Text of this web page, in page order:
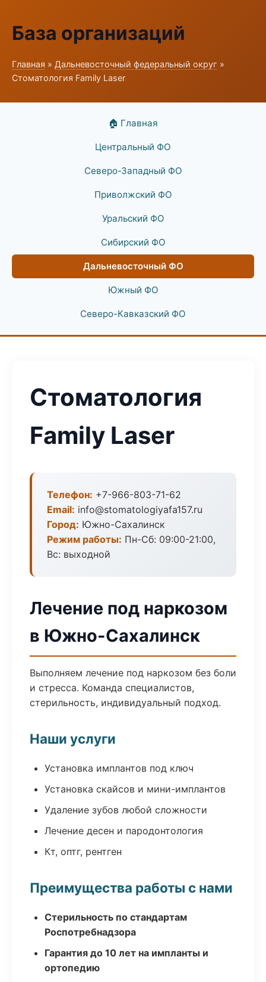
База организаций
Главная » Дальневосточный федеральный округ »
Стоматология Family Laser
🏠 Главная
Центральный ФО
Северо-Западный ФО
Приволжский ФО
Уральский ФО
Сибирский ФО
Дальневосточный ФО
Южный ФО
Северо-Кавказский ФО
Стоматология
Family Laser
Телефон: +7-966-803-71-62
Email: info@stomatologiyafa157.ru
Город: Южно-Сахалинск
Режим работы: Пн-Сб: 09:00-21:00,
Вс: выходной
Лечение под наркозом
в Южно-Сахалинск
Выполняем лечение под наркозом без боли
и стресса. Команда специалистов,
стерильность, индивидуальный подход.
Наши услуги
Установка имплантов под ключ
Установка скайсов и мини-имплантов
Удаление зубов любой сложности
Лечение десен и пародонтология
Кт, оптг, рентген
Преимущества работы с нами
Стерильность по стандартам
Роспотребнадзора
Гарантия до 10 лет на импланты и
ортопедию